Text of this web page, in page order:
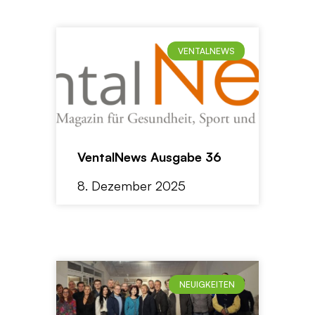
VENTALNEWS
VentalNews Ausgabe 36
8. Dezember 2025
NEUIGKEITEN